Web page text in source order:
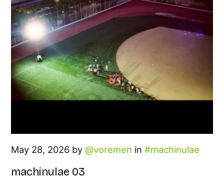
May 28, 2026 by voremen in machinulae
machinulae 03